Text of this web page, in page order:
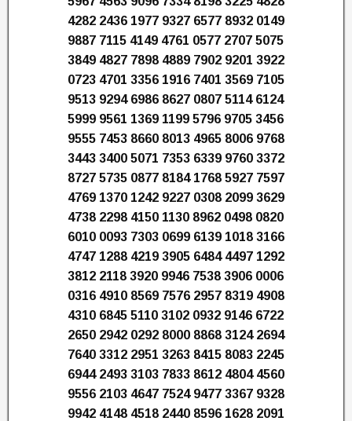
4282 2436 1977 9327 6577 8932 0149
9887 7115 4149 4761 0577 2707 5075
3849 4827 7898 4889 7902 9201 3922
0723 4701 3356 1916 7401 3569 7105
9513 9294 6986 8627 0807 5114 6124
5999 9561 1369 1199 5796 9705 3456
9555 7453 8660 8013 4965 8006 9768
3443 3400 5071 7353 6339 9760 3372
8727 5735 0877 8184 1768 5927 7597
4769 1370 1242 9227 0308 2099 3629
4738 2298 4150 1130 8962 0498 0820
6010 0093 7303 0699 6139 1018 3166
4747 1288 4219 3905 6484 4497 1292
3812 2118 3920 9946 7538 3906 0006
0316 4910 8569 7576 2957 8319 4908
4310 6845 5110 3102 0932 9146 6722
2650 2942 0292 8000 8868 3124 2694
7640 3312 2951 3263 8415 8083 2245
6944 2493 3103 7833 8612 4804 4560
9556 2103 4647 7524 9477 3367 9328
9942 4148 4518 2440 8596 1628 2091